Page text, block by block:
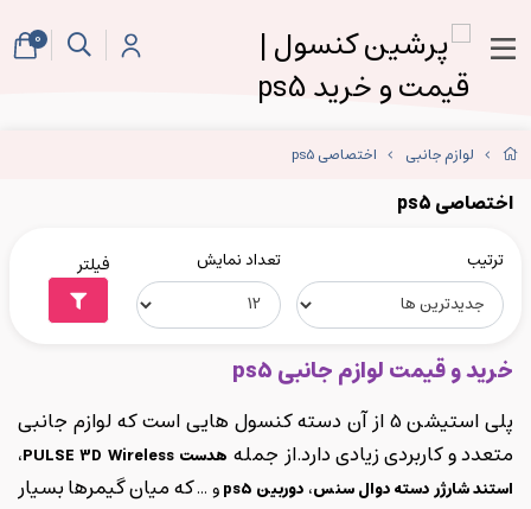
لوازم جانبی اختصاصی ps5
اختصاصی ps5
ترتیب تعداد نمایش فیلتر
خرید و قیمت لوازم جانبی ps5
پلی استیشن 5 از آن دسته کنسول هایی است که لوازم جانبی
متعدد و کاربردی زیادی دارد.از جمله هدست PULSE 3D Wireless
،
استند شارژر دسته دوال سنس، دوربین ps5 و ...که میان گیمرها بسیار
0